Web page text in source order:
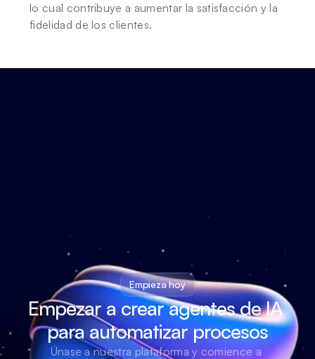
lo cual contribuye a aumentar la satisfacción y la
fidelidad de los clientes.
Empieza hoy
Empezar a crear agentes de IA
para automatizar procesos
Únase a nuestra plataforma y comience a